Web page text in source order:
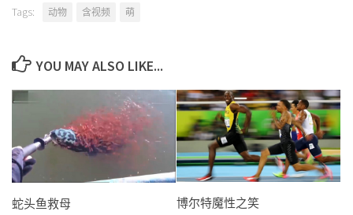
Tags: 动物 含视频 萌
YOU MAY ALSO LIKE...
蛇头鱼救母 博尔特魔性之笑